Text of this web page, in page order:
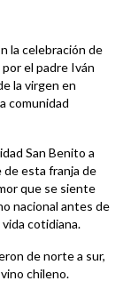
la celebración de
el padre Iván
la virgen en
comunidad
San Benito a
esta franja de
que se siente
nacional antes de
cotidiana.
de norte a sur,
chileno.